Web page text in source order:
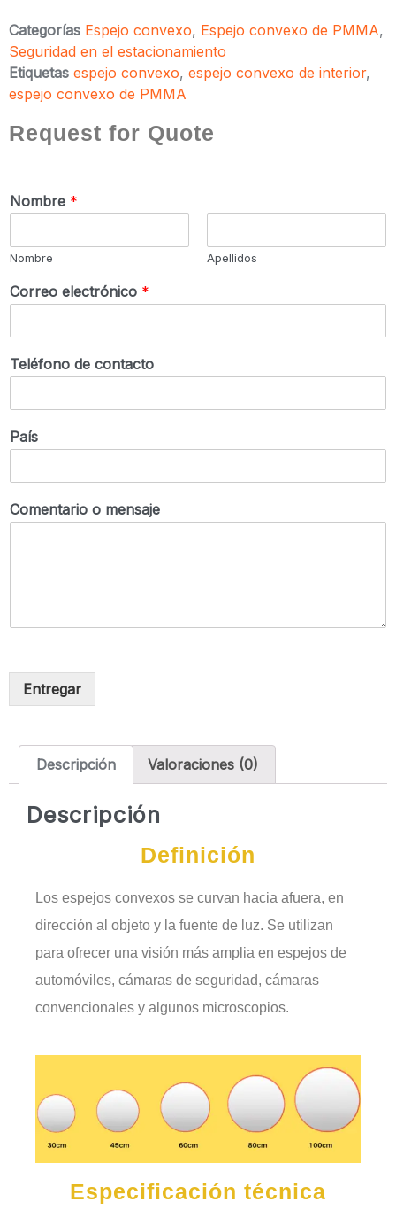
Categorías Espejo convexo, Espejo convexo de PMMA,
Seguridad en el estacionamiento
Etiquetas espejo convexo, espejo convexo de interior,
espejo convexo de PMMA
Request for Quote
Nombre *
Nombre Apellidos
Correo electrónico *
Teléfono de contacto
País
Comentario o mensaje
Entregar
Descripción Valoraciones (0)
Descripción
Definición
Los espejos convexos se curvan hacia afuera, en
dirección al objeto y la fuente de luz. Se utilizan
para ofrecer una visión más amplia en espejos de
automóviles, cámaras de seguridad, cámaras
convencionales y algunos microscopios.
Especificación técnica